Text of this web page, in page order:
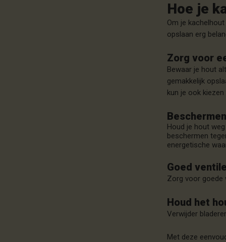
Hoe je
Om je
opslaan erg
Zorg voor
Bewaar je hout
gemakkelijk
kun je ook
Houd je hout
beschermen
energetische
Goed
Zorg voor goede
Houd het
Verwijder
Met deze